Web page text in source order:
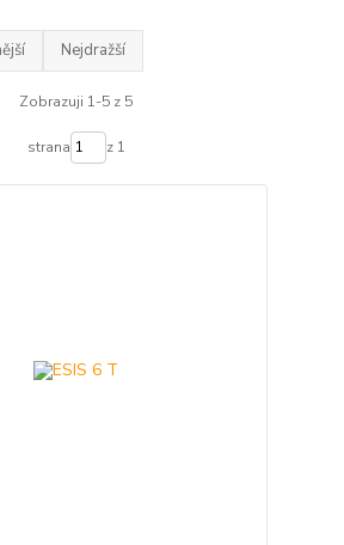
Nejdražší
Zobrazuji 1-5 z 5
strana z 1